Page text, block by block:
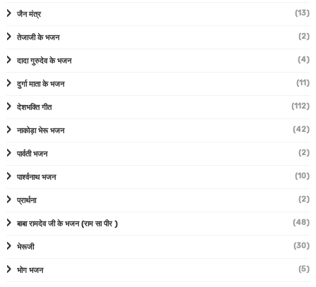
जैन मंत्र (13)
तेजाजी के भजन (2)
दादा गुरुदेव के भजन (4)
दुर्गा माता के भजन (11)
देशभक्ति गीत (112)
नाकोड़ा भेरू भजन (42)
पार्वती भजन (2)
पार्श्वनाथ भजन (10)
प्रार्थना (2)
बाबा रामदेव जी के भजन (राम सा पीर ) (48)
भेरूजी (30)
भोग भजन (5)